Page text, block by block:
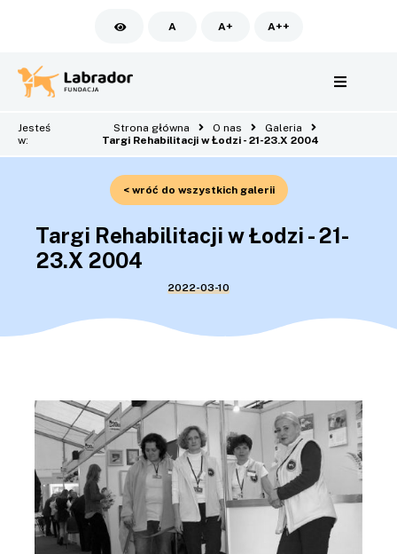
A A+ A++
Jesteś
w:
Strona główna O nas
Galeria
Targi Rehabilitacji w Łodzi - 21-23.X 2004
< wróć do wszystkich galerii
Targi Rehabilitacji w Łodzi - 21-
23.X 2004
2022-03-10